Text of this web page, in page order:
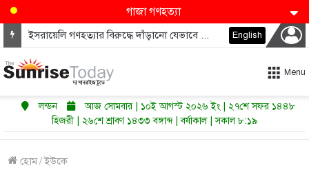
গাজা গণহত্যা
ইসরায়েলি গণহত্যার বিরুদ্ধে দাঁড়ানো যেভাবে ডেমোক্র্যাটদের নভেম্বরে কংগ্রেস জিতাতে পারে English
Menu
লন্ডন
আজ সোমবার | ১০ই আগস্ট ২০২৬ ইং | ২৭শে সফর ১৪৪৮
হিজরী | ২৬শে শ্রাবণ ১৪৩৩ বঙ্গাব্দ | বর্ষাকাল | সকাল ৮:১৯
হোম/ইউকে